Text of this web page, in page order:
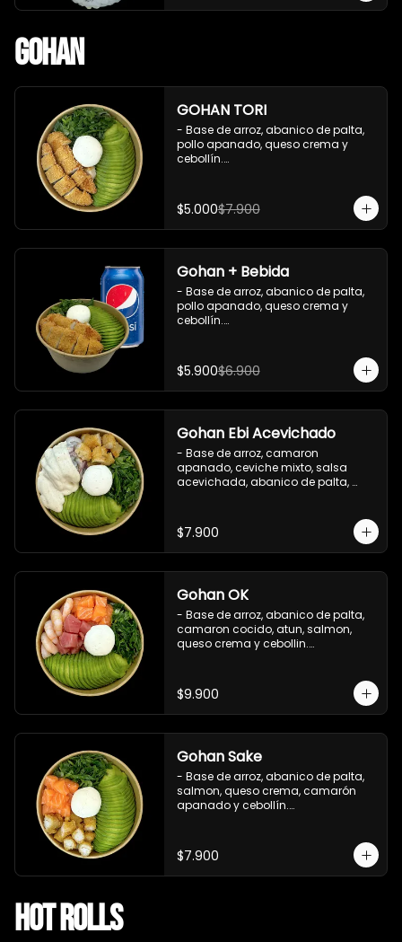
Gohan
GOHAN TORI
- Base de arroz, abanico de palta,
pollo apanado, queso crema y
cebollín.
$5.000$7.900
Gohan + Bebida
- Base de arroz, abanico de palta,
pollo apanado, queso crema y
cebollín.
**Imagen Referencial**
$5.900$6.900
Gohan Ebi Acevichado
- Base de arroz, camaron
apanado, ceviche mixto, salsa
acevichada, abanico de palta,
$7.900
Gohan OK
- Base de arroz, abanico de palta,
camaron cocido, atun, salmon,
queso crema y cebollin.
$9.900
Gohan Sake
- Base de arroz, abanico de palta,
salmon, queso crema, camarón
apanado y cebollín.
$7.900
Hot Rolls